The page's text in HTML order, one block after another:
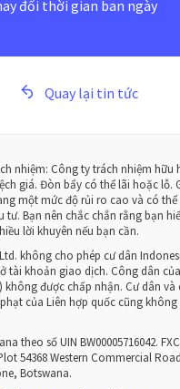
đổi thời gian ban ngày
Quay lại tin tức
nhiệm: Công ty trách nhiệm hữu
giá. Đòn bẩy có thể lãi hoặc lỗ.
một mức độ rủi ro cao và có
tư. Bạn nên chắc chắn rằng bạn
lời khuyên nếu bạn cần.
Ltd. không cho phép cư dân
tài khoản giao dịch. Công dân
không được chấp nhận. Cư dân và
của Liên hợp quốc cũng
theo số UIN BW00005716042.
54368 Western Commercial
Botswana.